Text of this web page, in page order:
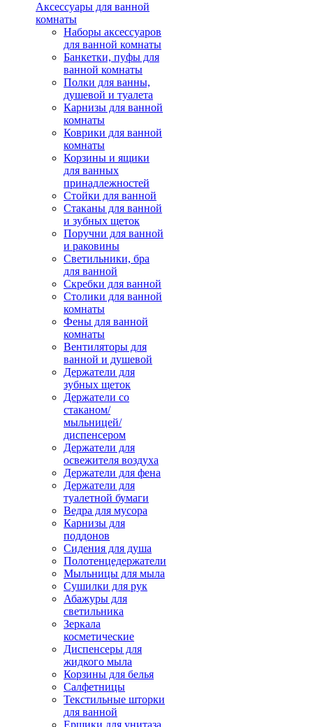
Аксессуары для ванной
комнаты
Наборы аксессуаров
для ванной комнаты
Банкетки, пуфы для
ванной комнаты
Полки для ванны,
душевой и туалета
Карнизы для ванной
комнаты
Коврики для ванной
комнаты
Корзины и ящики
для ванных
принадлежностей
Стойки для ванной
Стаканы для ванной
и зубных щеток
Поручни для ванной
и раковины
Светильники, бра
для ванной
Скребки для ванной
Столики для ванной
комнаты
Фены для ванной
комнаты
Вентиляторы для
ванной и душевой
Держатели для
зубных щеток
Держатели со
стаканом/
мыльницей/
диспенсером
Держатели для
освежителя воздуха
Держатели для фена
Держатели для
туалетной бумаги
Ведра для мусора
Карнизы для
поддонов
Сидения для душа
Полотенцедержатели
Мыльницы для мыла
Сушилки для рук
Абажуры для
светильника
Зеркала
косметические
Диспенсеры для
жидкого мыла
Корзины для белья
Салфетницы
Текстильные шторки
для ванной
Ершики для унитаза